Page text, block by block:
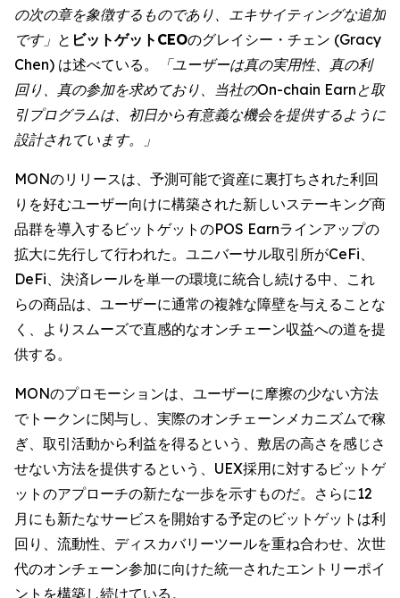
の次の章を象徴するものであり、エキサイティングな追加
です」 と ビットゲットCEOのグレイシー・チェン (Gracy
Chen) は述べている。
「ユーザーは真の実用性、真の利
回り、真の参加を求めており、当社のOn-chain Earnと取
引プログラムは、初日から有意義な機会を提供するように
設計されています。」
MONのリリースは、予測可能で資産に裏打ちされた利回
りを好むユーザー向けに構築された新しいステーキング商
品群を導入するビットゲットのPOS Earnラインアップの
拡大に先行して行われた。ユニバーサル取引所がCeFi、
DeFi、決済レールを単一の環境に統合し続ける中、これ
らの商品は、ユーザーに通常の複雑な障壁を与えることな
く、よりスムーズで直感的なオンチェーン収益への道を提
供する。
MONのプロモーションは、ユーザーに摩擦の少ない方法
でトークンに関与し、実際のオンチェーンメカニズムで稼
ぎ、取引活動から利益を得るという、敷居の高さを感じさ
せない方法を提供するという、UEX採用に対するビットゲ
ットのアプローチの新たな一歩を示すものだ。さらに12
月にも新たなサービスを開始する予定のビットゲットは利
回り、流動性、ディスカバリーツールを重ね合わせ、次世
代のオンチェーン参加に向けた統一されたエントリーポイ
ントを構築し続けている。